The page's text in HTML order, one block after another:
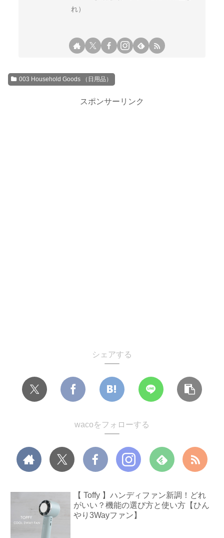
れ）
003 Household Goods （日用品）
スポンサーリンク
シェアする
wacoをフォローする
【 Toffy 】ハンディファン新調！どれ
がいい？機能の選び方と使い方【ひん
やり3Wayファン】